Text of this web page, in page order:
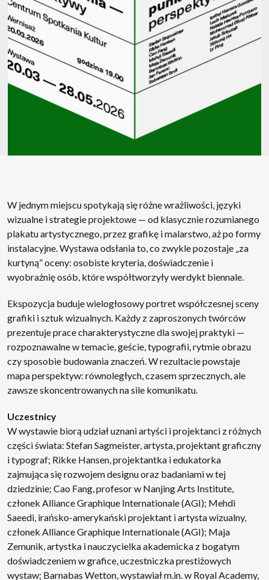
W jednym miejscu spotykają się różne wrażliwości, języki
wizualne i strategie projektowe — od klasycznie rozumianego
plakatu artystycznego, przez grafikę i malarstwo, aż po formy
instalacyjne. Wystawa odsłania to, co zwykle pozostaje „za
kurtyną” oceny: osobiste kryteria, doświadczenie i
wyobraźnię osób, które współtworzyły werdykt biennale.
Ekspozycja buduje wielogłosowy portret współczesnej sceny
grafiki i sztuk wizualnych. Każdy z zaproszonych twórców
prezentuje prace charakterystyczne dla swojej praktyki —
rozpoznawalne w temacie, geście, typografii, rytmie obrazu
czy sposobie budowania znaczeń. W rezultacie powstaje
mapa perspektyw: równoległych, czasem sprzecznych, ale
zawsze skoncentrowanych na sile komunikatu.
Uczestnicy
W wystawie biorą udział uznani artyści i projektanci z różnych
części świata: Stefan Sagmeister, artysta, projektant graficzny
i typograf; Rikke Hansen, projektantka i edukatorka
zajmująca się rozwojem designu oraz badaniami w tej
dziedzinie; Cao Fang, profesor w Nanjing Arts Institute,
członek Alliance Graphique Internationale (AGI); Mehdi
Saeedi, irańsko-amerykański projektant i artysta wizualny,
członek Alliance Graphique Internationale (AGI); Maja
Zemunik, artystka i nauczycielka akademicka z bogatym
doświadczeniem w grafice, uczestniczka prestiżowych
wystaw; Barnabas Wetton, wystawiał m.in. w Royal Academy,